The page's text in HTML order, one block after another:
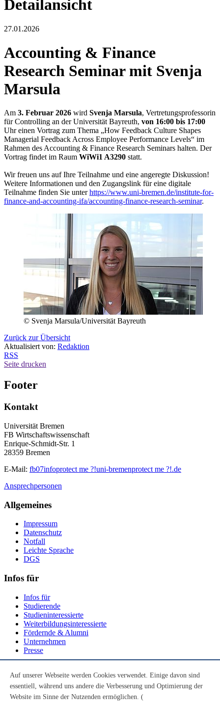
Detailansicht
27.01.2026
Accounting & Finance
Research Seminar mit Svenja
Marsula
Am 3. Februar 2026 wird Svenja Marsula, Vertretungsprofessorin
für Controlling an der Universität Bayreuth, von 16:00 bis 17:00
Uhr einen Vortrag zum Thema „How Feedback Culture Shapes
Managerial Feedback Across Employee Performance Levels“ im
Rahmen des Accounting & Finance Research Seminars halten. Der
Vortrag findet im Raum WiWi1 A3290 statt.
Wir freuen uns auf Ihre Teilnahme und eine angeregte Diskussion!
Weitere Informationen und den Zugangslink für eine digitale
Teilnahme finden Sie unterhttps://www.uni-bremen.de/institute-for-
finance-and-accounting-ifa/accounting-finance-research-seminar.
© Svenja Marsula/Universität Bayreuth
Zurück zur Übersicht
Aktualisiert von: Redaktion
RSS
Seite drucken
Footer
Kontakt
Universität Bremen
FB Wirtschaftswissenschaft
Enrique-Schmidt-Str. 1
28359 Bremen
E-Mail: fb07infoprotect me ?!uni-bremenprotect me ?!.de
Ansprechpersonen
Allgemeines
Impressum
Datenschutz
Notfall
Leichte Sprache
DGS
Infos für
Infos für
Studierende
Studieninteressierte
Weiterbildungsinteressierte
Fördernde & Alumni
Unternehmen
Presse
Youtube
Instagram
Auf unserer Webseite werden Cookies verwendet. Einige davon sind
essentiell, während uns andere die Verbesserung und Optimierung der
Website im Sinne der Nutzenden ermöglichen. (